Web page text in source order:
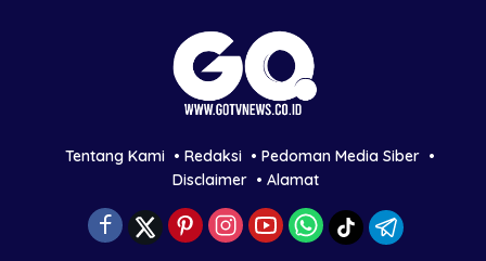
Tentang Kami Redaksi
Pedoman Media Siber
Disclaimer
Alamat